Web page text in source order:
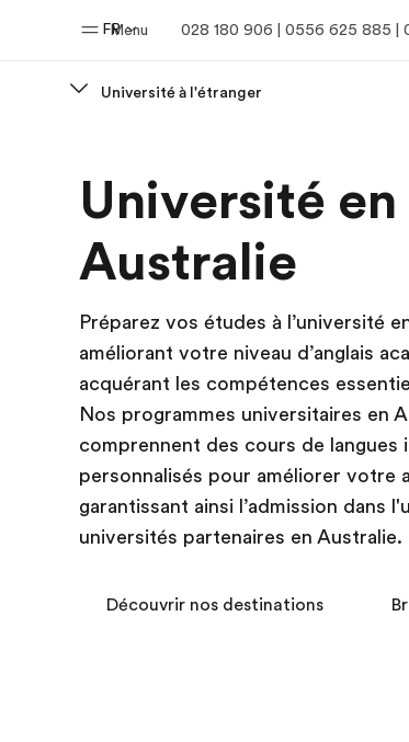
Menu
FR 028 180 906 | 0556 625 885 |
Bienvenue chez EF
Université à l'étranger
Université en
Australie
Préparez vos études à l’université
améliorant votre niveau d’anglais
acquérant les compétences
Nos programmes universitaires en
comprennent des cours de langues
personnalisés pour améliorer votre
garantissant ainsi l’admission dans
universités partenaires en Australie.
Découvrir nos destinations